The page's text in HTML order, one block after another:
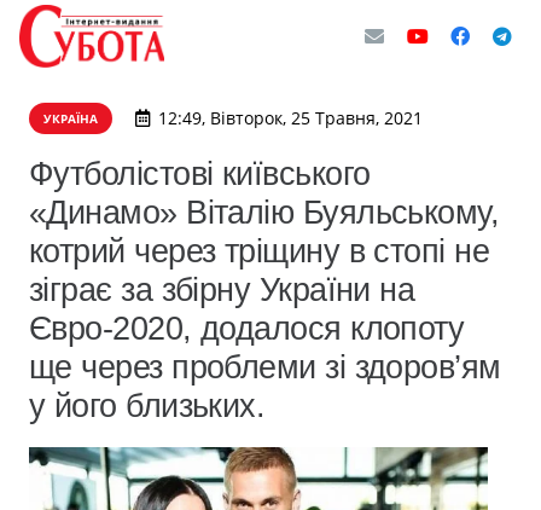
УКРАЇНА 12:49, Вівторок, 25 Травня, 2021
Футболістові київського
«Динамо» Віталію Буяльському,
котрий через тріщину в стопі не
зіграє за збірну України на
Євро-2020, додалося клопоту
ще через проблеми зі здоров’ям
у його близьких.